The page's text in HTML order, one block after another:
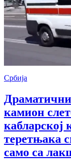
Србија
Драматични
камион
кабларској
теретњака
само са